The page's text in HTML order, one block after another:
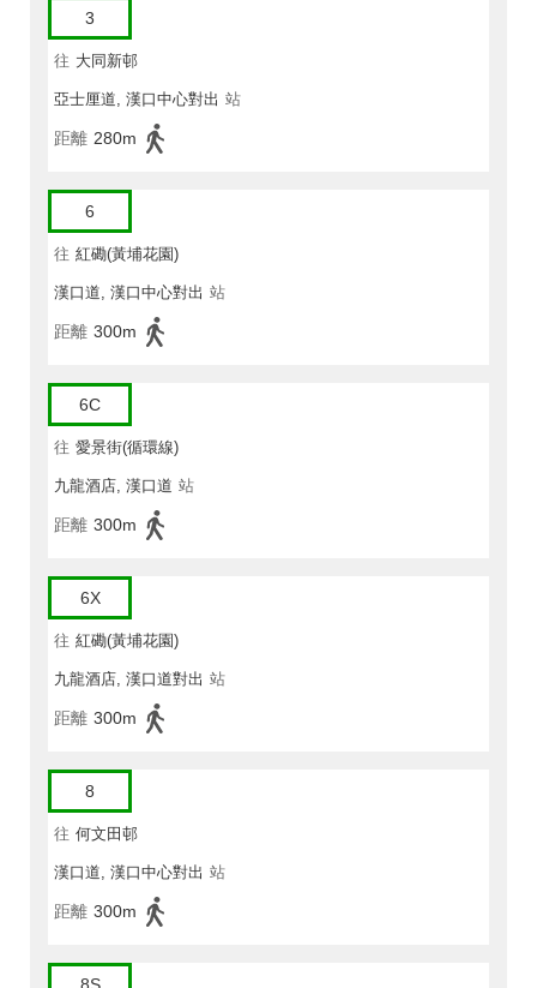
3
往 大同新邨
亞士厘道, 漢口中心對出 站
距離 280m
6
往 紅磡(黃埔花園)
漢口道, 漢口中心對出 站
距離 300m
6C
往 愛景街(循環線)
九龍酒店, 漢口道 站
距離 300m
6X
往 紅磡(黃埔花園)
九龍酒店, 漢口道對出 站
距離 300m
8
往 何文田邨
漢口道, 漢口中心對出 站
距離 300m